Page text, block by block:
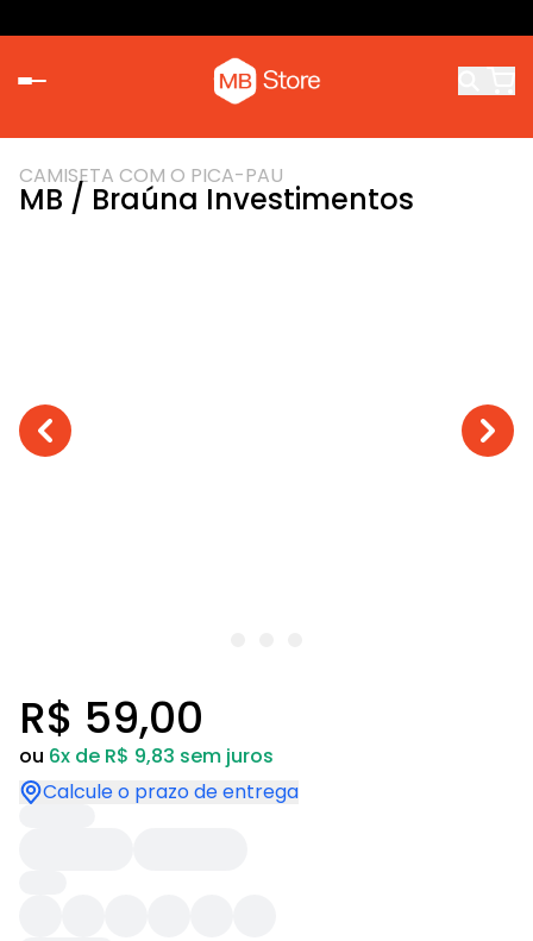
CAMISETA COM O PICA-PAU
MB / Braúna Investimentos
R$ 59,00
ou 6x de R$ 9,83 sem juros
Calcule o prazo de entrega